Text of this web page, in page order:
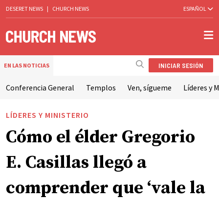
DESERET NEWS | CHURCH NEWS ESPAÑOL
EN LAS NOTICIAS INICIAR SESIÓN
Conferencia General Templos Ven, sígueme Líderes y
LÍDERES Y MINISTERIO
Cómo el élder Gregorio
E. Casillas llegó a
comprender que ‘vale la